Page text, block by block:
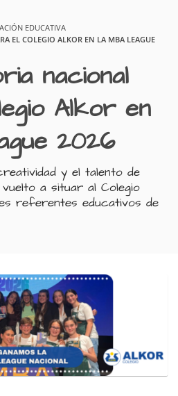
EDUCATIVA
EL COLEGIO ALKOR EN LA MBA LEAGUE
nacional
Alkor en
2026
y el talento de
a situar al Colegio
referentes educativos de